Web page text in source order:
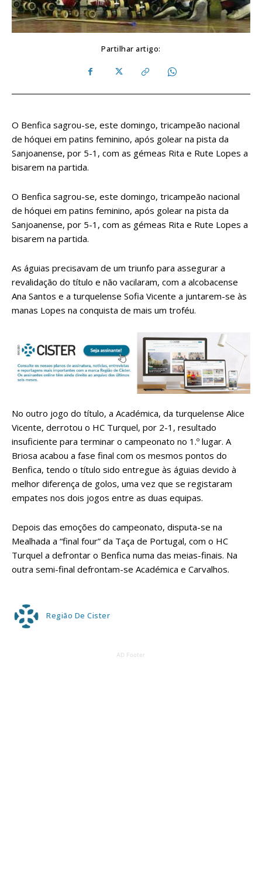
Partilhar artigo:
O Benfica sagrou-se, este domingo, tricampeão nacional
de hóquei em patins feminino, após golear na pista da
Sanjoanense, por 5-1, com as gémeas Rita e Rute Lopes a
bisarem na partida.
O Benfica sagrou-se, este domingo, tricampeão nacional
de hóquei em patins feminino, após golear na pista da
Sanjoanense, por 5-1, com as gémeas Rita e Rute Lopes a
bisarem na partida.
As águias precisavam de um triunfo para assegurar a
revalidação do título e não vacilaram, com a alcobacense
Ana Santos e a turquelense Sofia Vicente a juntarem-se às
manas Lopes na conquista de mais um troféu.
No outro jogo do título, a Académica, da turquelense Alice
Vicente, derrotou o HC Turquel, por 2-1, resultado
insuficiente para terminar o campeonato no 1.º lugar. A
Briosa acabou a fase final com os mesmos pontos do
Benfica, tendo o título sido entregue às águias devido à
melhor diferença de golos, uma vez que se registaram
empates nos dois jogos entre as duas equipas.
Depois das emoções do campeonato, disputa-se na
Mealhada a “final four” da Taça de Portugal, com o HC
Turquel a defrontar o Benfica numa das meias-finais. Na
outra semi-final defrontam-se Académica e Carvalhos.
Região De Cister
AD Footer